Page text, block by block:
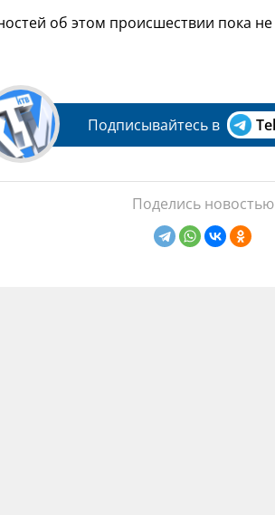
об этом происшествии пока
Подписывайтесь в
Поделись новостью